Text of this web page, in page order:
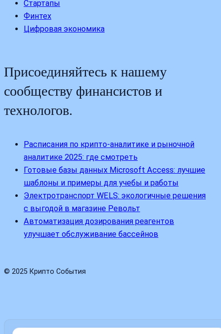
Стартапы
Финтех
Цифровая экономика
Присоединяйтесь к нашему
сообществу финансистов и
технологов.
Расписания по крипто-аналитике и рыночной
аналитике 2025: где смотреть
Готовые базы данных Microsoft Access: лучшие
шаблоны и примеры для учебы и работы
Электротранспорт WELS: экологичные решения
с выгодой в магазине Револьт
Автоматизация дозирования реагентов
улучшает обслуживание бассейнов
© 2025 Крипто События